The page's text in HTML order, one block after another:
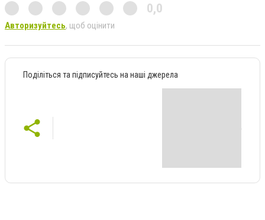
0,0
Авторизуйтесь, щоб оцінити
Поділіться та підписуйтесь на наші джерела